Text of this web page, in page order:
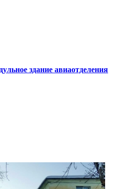
здание авиаотделения